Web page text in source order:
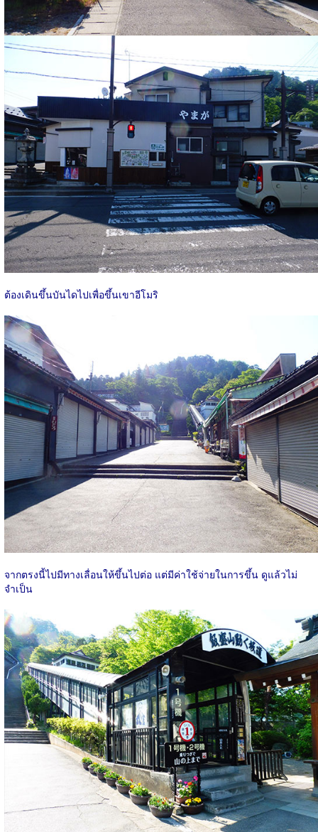
ต้องเดินขึ้นบันไดไปเพื่อขึ้นเขาอีโมริ
จากตรงนี้ไปมีทางเลื่อนให้ขึ้นไปต่อ แต่มีค่าใช้จ่ายในการขึ้น ดูแล้วไม่
จำเป็น